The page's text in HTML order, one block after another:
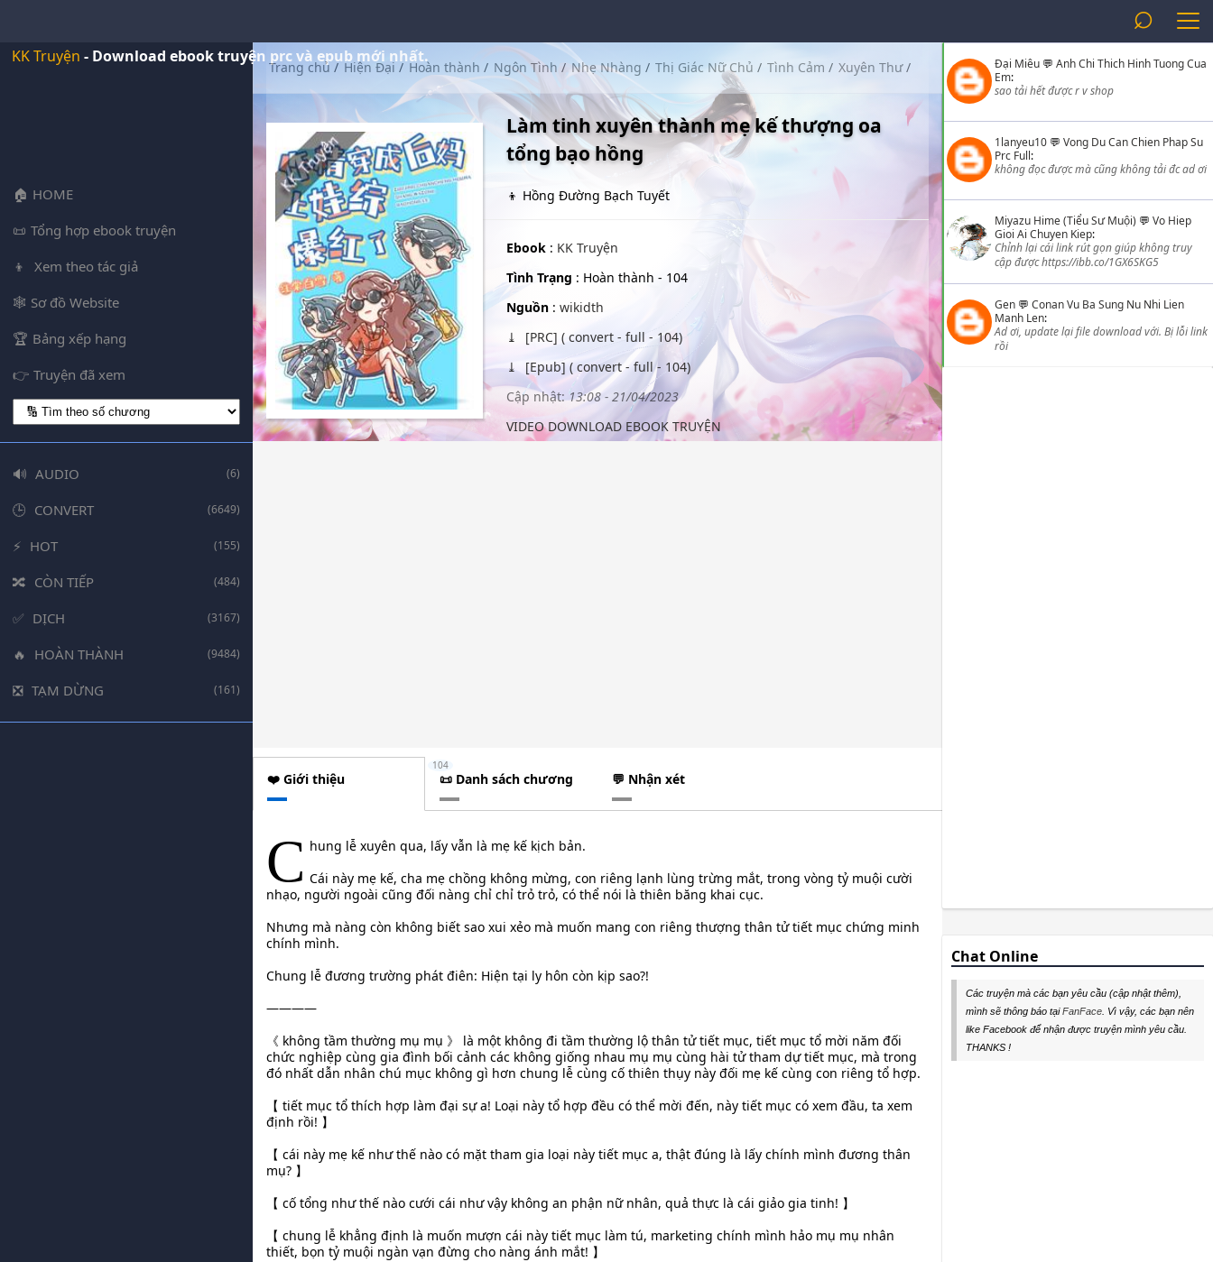
KK Truyện - Download ebook truyện prc và epub mới nhất.
⌕
HOME
Tổng hợp ebook truyện
Xem theo tác giả
Sơ đồ Website
Bảng xếp hạng
Truyện đã xem
AUDIO (6)
CONVERT (6649)
HOT (155)
CÒN TIẾP (484)
DỊCH (3167)
HOÀN THÀNH (9484)
TẠM DỪNG (161)
Trang chủ/ Hiện Đại/ Hoàn thành / Ngôn Tình / Nhẹ Nhàng / Thị Giác Nữ Chủ / Tình Cảm / Xuyên Thư/
Làm tinh xuyên thành mẹ kế thượng oa
tổng bạo hồng
👦 Hồng Đường Bạch Tuyết
Ebook : KK Truyện
Tình Trạng : Hoàn thành - 104
Nguồn: wikidth
[PRC] ( convert - full - 104)
[Epub] ( convert - full - 104)
Cập nhật:13:08 - 21/04/2023
VIDEO DOWNLOAD EBOOK TRUYỆN
❤️ Giới thiệu 📜 Danh sách chương
104
💬 Nhận xét
C hung lễ xuyên qua, lấy vẫn là mẹ kế kịch bản.
Cái này mẹ kế, cha mẹ chồng không mừng, con riêng lạnh lùng trừng mắt, trong vòng tỷ muội cười
nhạo, người ngoài cũng đối nàng chỉ chỉ trỏ trỏ, có thể nói là thiên băng khai cục.
Nhưng mà nàng còn không biết sao xui xẻo mà muốn mang con riêng thượng thân tử tiết mục chứng minh
chính mình.
Chung lễ đương trường phát điên: Hiện tại ly hôn còn kịp sao?!
————
《 không tầm thường mụ mụ 》 là một không đi tầm thường lộ thân tử tiết mục, tiết mục tổ mời năm đối
chức nghiệp cùng gia đình bối cảnh các không giống nhau mụ mụ cùng hài tử tham dự tiết mục, mà trong
đó nhất dẫn nhân chú mục không gì hơn chung lễ cùng cố thiên thụy này đối mẹ kế cùng con riêng tổ hợp.
【 tiết mục tổ thích hợp làm đại sự a! Loại này tổ hợp đều có thể mời đến, này tiết mục có xem đầu, ta xem
định rồi! 】
【 cái này mẹ kế như thế nào có mặt tham gia loại này tiết mục a, thật đúng là lấy chính mình đương thân
mụ? 】
【 cố tổng như thế nào cưới cái như vậy không an phận nữ nhân, quả thực là cái giảo gia tinh! 】
【 chung lễ khẳng định là muốn mượn cái này tiết mục làm tú, marketing chính mình hảo mụ mụ nhân
thiết, bọn tỷ muội ngàn vạn đừng cho nàng ánh mắt! 】
Đại Miêu 💬 Anh Chi Thich Hinh Tuong Cua
Em:
sao tải hết được r v shop
1lanyeu10 💬 Vong Du Can Chien Phap Su
Prc Full:
không đọc được mà cũng không tải đc ad ơi
Miyazu Hime (Tiểu Sư Muội) 💬 Vo Hiep
Gioi Ai Chuyen Kiep:
Chỉnh lại cái link rút gọn giúp không truy
cập được https://ibb.co/1GX6SKG5
Gen 💬 Conan Vu Ba Sung Nu Nhi Lien
Manh Len:
Ad ơi, update lại file download với. Bị lỗi link
rồi
Chat Online
Các truyện mà các bạn yêu cầu (cập nhật thêm),
mình sẽ thông báo tạiFanFace . Vì vậy, các bạn nên
like Facebook để nhận được truyện mình yêu cầu.
THANKS !